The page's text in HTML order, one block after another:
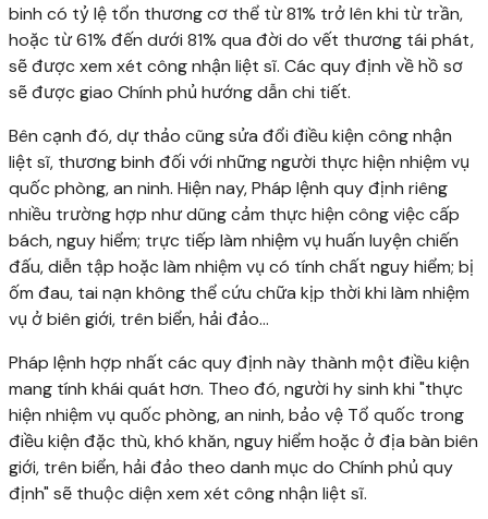
binh có tỷ lệ tổn thương cơ thể từ 81% trở lên khi từ trần,
hoặc từ 61% đến dưới 81% qua đời do vết thương tái phát,
sẽ được xem xét công nhận liệt sĩ. Các quy định về hồ sơ
sẽ được giao Chính phủ hướng dẫn chi tiết.
Bên cạnh đó, dự thảo cũng sửa đổi điều kiện công nhận
liệt sĩ, thương binh đối với những người thực hiện nhiệm vụ
quốc phòng, an ninh. Hiện nay, Pháp lệnh quy định riêng
nhiều trường hợp như dũng cảm thực hiện công việc cấp
bách, nguy hiểm; trực tiếp làm nhiệm vụ huấn luyện chiến
đấu, diễn tập hoặc làm nhiệm vụ có tính chất nguy hiểm; bị
ốm đau, tai nạn không thể cứu chữa kịp thời khi làm nhiệm
vụ ở biên giới, trên biển, hải đảo...
Pháp lệnh hợp nhất các quy định này thành một điều kiện
mang tính khái quát hơn. Theo đó, người hy sinh khi "thực
hiện nhiệm vụ quốc phòng, an ninh, bảo vệ Tổ quốc trong
điều kiện đặc thù, khó khăn, nguy hiểm hoặc ở địa bàn biên
giới, trên biển, hải đảo theo danh mục do Chính phủ quy
định" sẽ thuộc diện xem xét công nhận liệt sĩ.